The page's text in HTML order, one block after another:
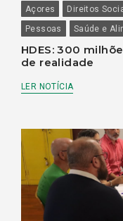
Açores Direitos
Pessoas
Saúde e
HDES: 300
de realidade
LER NOTÍCIA